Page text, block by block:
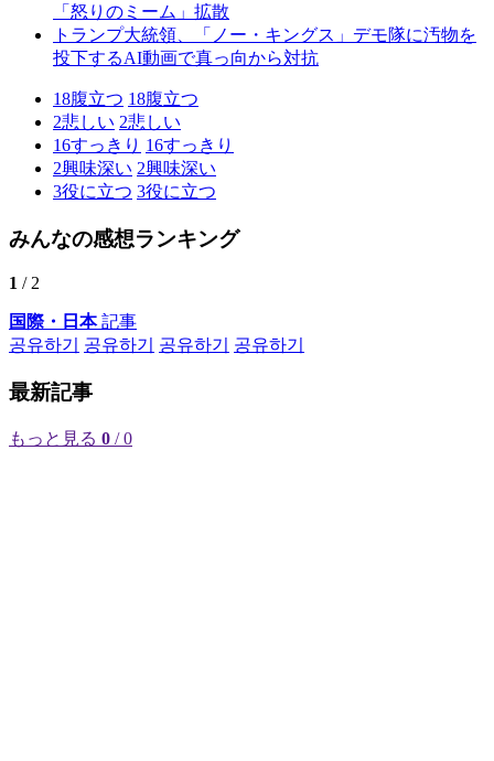
「怒りのミーム」拡散
トランプ大統領、「ノー・キングス」デモ隊に汚物を
投下するAI動画で真っ向から対抗
18腹立つ 18腹立つ
2悲しい 2悲しい
16すっきり 16すっきり
2興味深い 2興味深い
3役に立つ 3役に立つ
みんなの感想ランキング
1 / 2
国際・日本記事
공유하기
공유하기 공유하기 공유하기
最新記事
もっと見る 0 / 0